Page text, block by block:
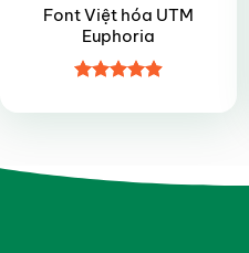
Font Việt hóa UTM
Euphoria
hạng4.95